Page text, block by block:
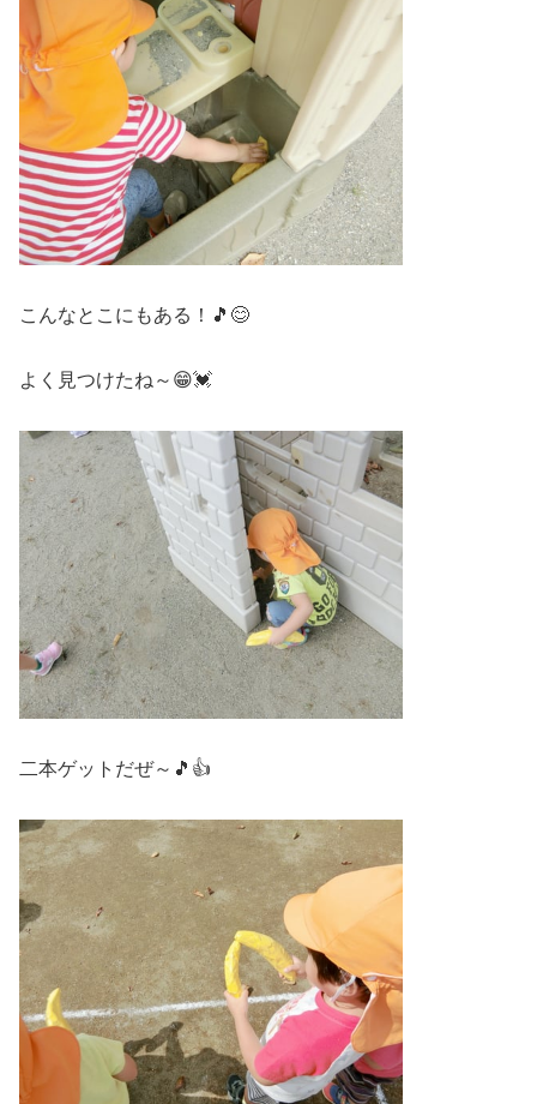
こんなとこにもある！🎵😊
よく見つけたね～😁💓
二本ゲットだぜ～🎵👍